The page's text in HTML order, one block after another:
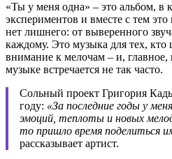
«Ты у меня одна» – это альбом, в
экспериментов и вместе с тем это
нет лишнего: от выверенного
каждому. Это музыка для тех, кто
внимание к мелочам – и, главное,
музыке встречается не так часто.
Сольный проект Григория
году: «За последние годы у
эмоций, теплоты и новых
то пришло время поделиться
рассказывает артист.